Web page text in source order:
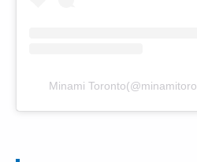
Minami